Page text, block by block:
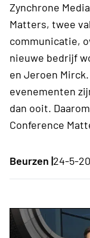
Zynchrone
Matters, twee
communicatie,
nieuwe bedrijf
en Jeroen
evenementen
dan ooit.
Conference
Beurzen |24-5-